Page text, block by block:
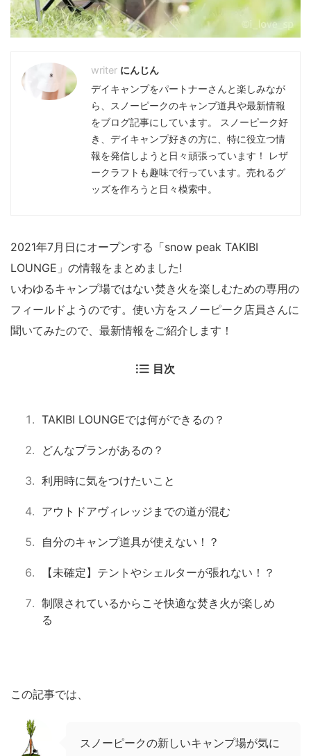
にんじん
デイキャンプをパートナーさんと楽しみなが
ら、スノーピークのキャンプ道具や最新情報
をブログ記事にしています。 スノーピーク好
き、デイキャンプ好きの方に、特に役立つ情
報を発信しようと日々頑張っています！ レザ
ークラフトも趣味で行っています。売れるグ
ッズを作ろうと日々模索中。
2021年7月日にオープンする「snow peak TAKIBI
LOUNGE」の情報をまとめました!
いわゆるキャンプ場ではない焚き火を楽しむための専用の
フィールドようのです。使い方をスノーピーク店員さんに
聞いてみたので、最新情報をご紹介します！
目次
TAKIBI LOUNGEでは何ができるの？
どんなプランがあるの？
利用時に気をつけたいこと
アウトドアヴィレッジまでの道が混む
自分のキャンプ道具が使えない！？
【未確定】テントやシェルターが張れない！？
制限されているからこそ快適な焚き火が楽しめ
る
この記事では、
スノーピークの新しいキャンプ場が気に